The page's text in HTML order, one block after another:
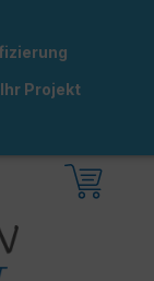
Projekt